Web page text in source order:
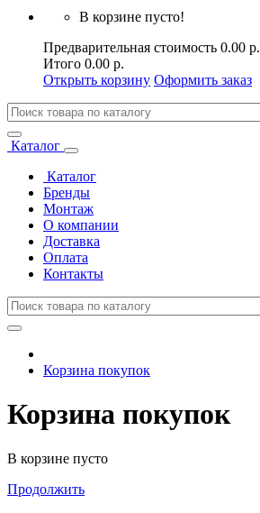
В корзине пусто!
Предварительная стоимость 0.00 р.
Итого 0.00 р.
Открыть корзину Оформить заказ
Каталог
Каталог
Бренды
Монтаж
О компании
Доставка
Оплата
Контакты
Корзина покупок
Корзина покупок
В корзине пусто
Продолжить